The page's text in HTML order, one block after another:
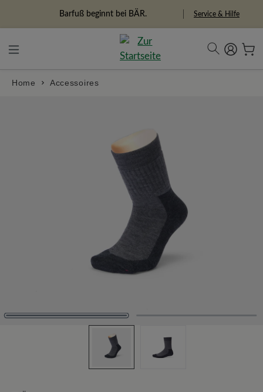
Freiheitspioniere Service & Hilfe
Home Accessoires